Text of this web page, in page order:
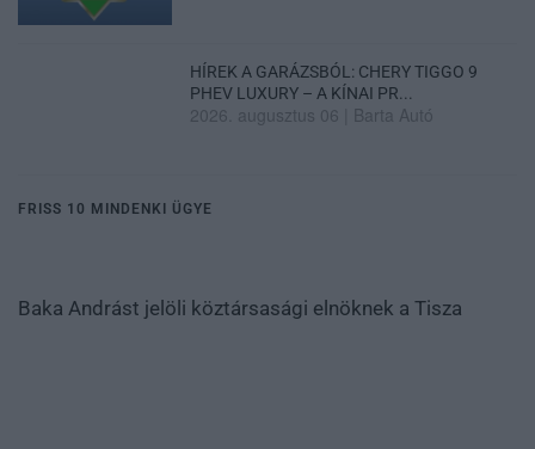
HÍREK A GARÁZSBÓL: CHERY TIGGO 9
PHEV LUXURY – A KÍNAI PR...
2026. augusztus 06 Barta Autó
FRISS 10 MINDENKI ÜGYE
Baka Andrást jelöli köztársasági elnöknek a Tisza